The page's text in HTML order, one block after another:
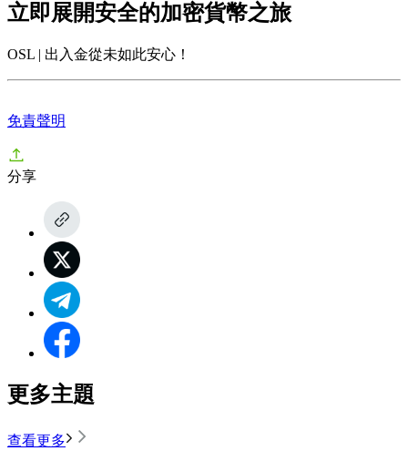
立即展開安全的加密貨幣之旅
OSL | 出入金從未如此安心！
免責聲明
分享
更多主題
查看更多